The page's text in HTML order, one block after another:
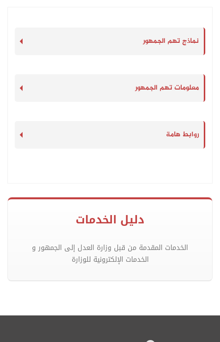
نماذج تهم الجمهور
معلومات تهم الجمهور
روابط هامة
دليل الخدمات
الخدمات المقدمة من قبل وزارة العدل إلى الجمهور و
الخدمات الإلكترونية للوزارة